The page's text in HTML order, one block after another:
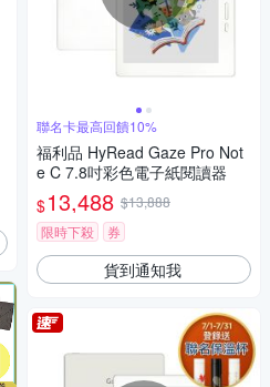
聯名卡最高回饋10%
福利品 HyRead Gaze Pro Not
e C 7.8吋彩色電子紙閱讀器
$13,488 $13,888
限時下殺
券
貨到通知我